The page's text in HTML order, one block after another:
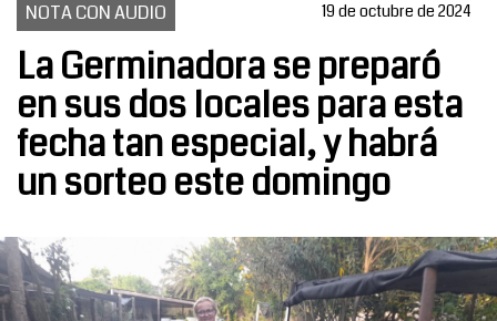
NOTA CON AUDIO 19 de octubre de 2024
La Germinadora se preparó
en sus dos locales para esta
fecha tan especial, y habrá
un sorteo este domingo